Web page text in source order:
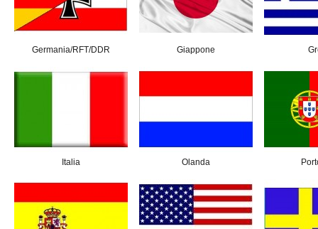
Germania/RFT/DDR Giappone
Italia Olanda